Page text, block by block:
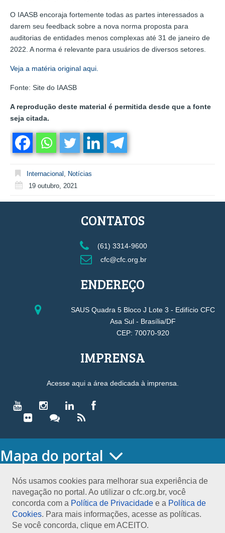
O IAASB encoraja fortemente todas as partes interessados a
darem seu feedback sobre a nova norma proposta para
auditorias de entidades menos complexas até 31 de janeiro de
2022. A norma é relevante para usuários de diversos setores.
Veja a matéria original aqui.
Fonte: Site do IAASB
A reprodução deste material é permitida desde que a fonte
seja citada.
Internacional
Notícias
19 outubro, 2021
Nós usamos cookies para melhorar sua experiência de
navegação no portal. Ao utilizar o cfc.org.br, você
concorda com a Política de Privacidade e a Política de
Cookies. Para mais informações, acesse as políticas.
Se você concorda, clique em ACEITO.
CONTATOS
(61) 3314-9600
cfc@cfc.org.br
ENDEREÇO
SAUS Quadra 5 Bloco J Lote 3 - Edifício CFC
Asa Sul - Brasília/DF
CEP: 70070-920
IMPRENSA
Acesse aqui a área dedicada à imprensa.
Mapa do portal
O CONSELHO
Conselho Diretor
Nossa Sede
Planejamento
Organograma